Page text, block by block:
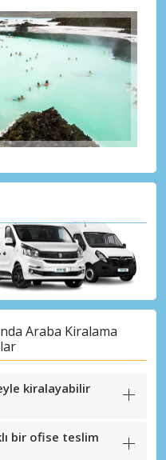
Araba Kiralama
kiralayabilir
bir ofise teslim